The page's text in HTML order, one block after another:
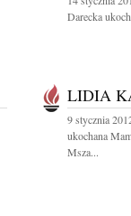
Darecka
LIDIA
9 stycznia
ukochana
Msza...